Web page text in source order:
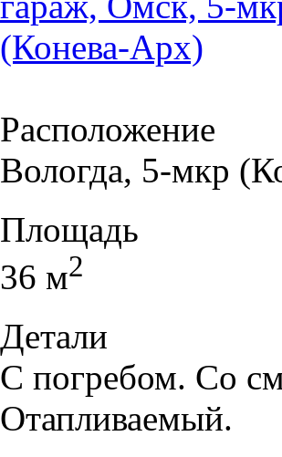
Расположение
Вологда, 5-мкр
Площадь
36 м2
Детали
С погребом. Со
Отапливаемый.